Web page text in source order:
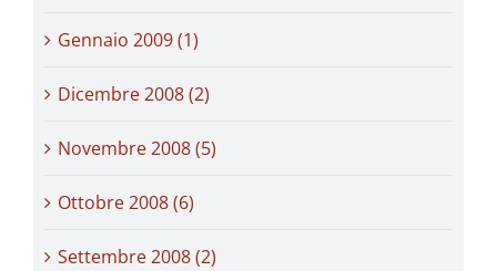
Gennaio 2009 (1)
Dicembre 2008 (2)
Novembre 2008 (5)
Ottobre 2008 (6)
Settembre 2008 (2)